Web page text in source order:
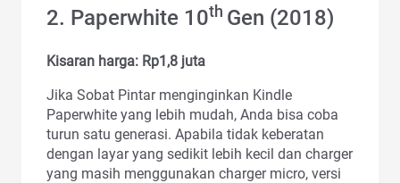
2. Paperwhite 10th Gen (2018)
Kisaran harga: Rp1,8 juta
Jika Sobat Pintar menginginkan Kindle
Paperwhite yang lebih mudah, Anda bisa coba
turun satu generasi. Apabila tidak keberatan
dengan layar yang sedikit lebih kecil dan charger
yang masih menggunakan charger micro, versi